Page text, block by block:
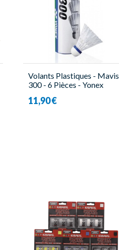
Volants Plastiques - Mavis
300 - 6 Pièces - Yonex
11,90 €